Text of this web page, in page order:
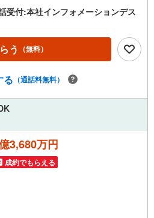
受付:本社インフォメーションデス
う （無料）
る （通話料無料）
3,680万円
成約でもらえる